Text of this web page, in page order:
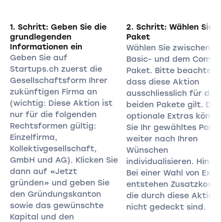
1. Schritt: Geben Sie die
grundlegenden
Informationen ein
Geben Sie auf
Startups.ch zuerst die
Gesellschaftsform Ihrer
zukünftigen Firma an
(wichtig: Diese Aktion ist
nur für die folgenden
Rechtsformen gültig:
Einzelfirma,
Kollektivgesellschaft,
GmbH und AG). Klicken Sie
dann auf «Jetzt
gründen» und geben Sie
den Gründungskanton
sowie das gewünschte
Kapital und den
2. Schritt: Wählen Sie
Paket
Wählen Sie zwischen
Basic- und dem
Paket. Bitte beachten
dass diese Aktion
ausschliesslich für
beiden Pakete gilt.
optionale Extras
Sie Ihr gewähltes
weiter nach Ihren
Wünschen
individualisieren.
Bei einer Wahl von
entstehen
die durch diese Aktion
nicht gedeckt sind.